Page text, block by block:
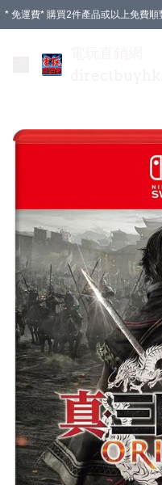
* 免運費* 購買2件產品或以上免費